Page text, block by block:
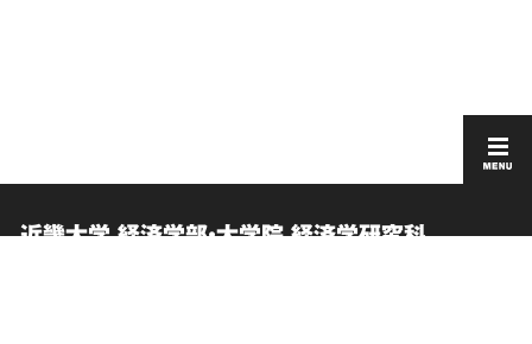
近畿大学 経済学部・大学院 経済学研究科